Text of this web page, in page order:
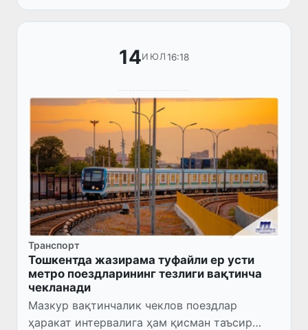
йўловчилар платформасига...
14ИЮЛ 16:18
Транспорт
Тошкентда жазирама туфайли ер усти
метро поездларининг тезлиги вақтинча
чекланади
Мазкур вақтинчалик чеклов поездлар
ҳаракат интервалига ҳам қисман таъсир